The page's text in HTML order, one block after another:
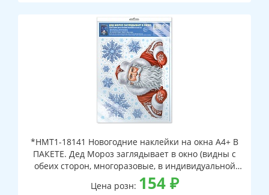
*НМТ1-18141 Новогодние наклейки на окна А4+ В
ПАКЕТЕ. Дед Мороз заглядывает в окно (видны с
обеих сторон, многоразовые, в индивидуальной
упаковке, с европодвесом и клеевым клапаном)
Цена розн: 154₽